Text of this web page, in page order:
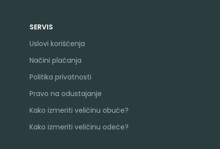
SERVIS
Uslovi korišćenja
Načini plaćanja
Politika privatnosti
Pravo na odustajanje
Kako izmeriti veličinu obuće?
Kako izmeriti veličinu odeće?